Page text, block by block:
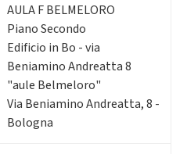
AULA F BELMELORO
Piano Secondo
Edificio in Bo - via
Beniamino Andreatta 8
"aule Belmeloro"
Via Beniamino Andreatta, 8 -
Bologna